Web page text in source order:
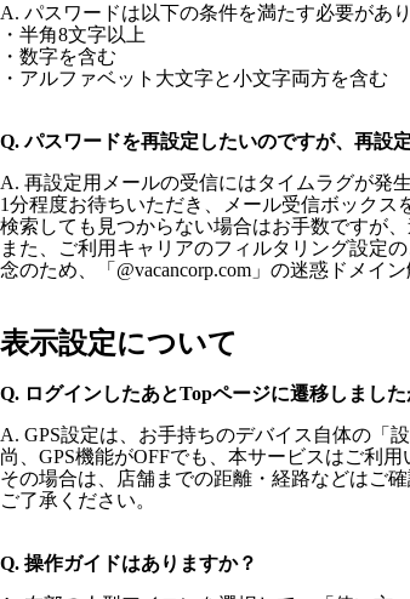
A. パスワードは以下の条件を満たす必要があり
・半角8文字以上
・数字を含む
・アルファベット大文字と小文字両方を含む
Q. パスワードを再設定したいのですが、再設
A. 再設定用メールの受信にはタイムラグが発
1分程度お待ちいただき、メール受信ボックス
検索しても見つからない場合はお手数ですが
また、ご利用キャリアのフィルタリング設定
念のため、「@vacancorp.com」の迷惑ドメイ
表示設定について
Q. ログインしたあとTopページに遷移しまし
A. GPS設定は、お手持ちのデバイス自体の「
尚、GPS機能がOFFでも、本サービスはご利用
その場合は、店舗までの距離・経路などはご確
ご了承ください。
Q. 操作ガイドはありますか？